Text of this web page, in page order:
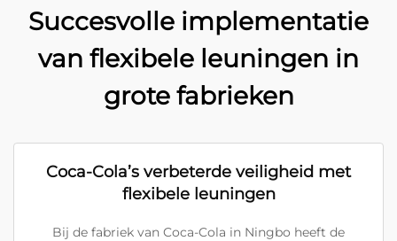
Succesvolle implementatie
van flexibele leuningen in
grote fabrieken
Coca-Cola’s verbeterde veiligheid met
flexibele leuningen
Bij de fabriek van Coca-Cola in Ningbo heeft de